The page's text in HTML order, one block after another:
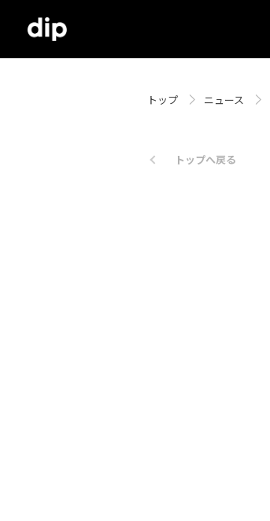
トップ ニュース
トップへ戻る